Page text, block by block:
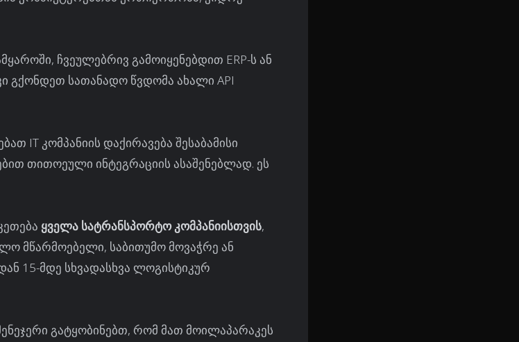
ჩვეულებრივ გამოიყენებდით ERP-ს ან
გქონდეთ სათანადო წვდომა ახალი API
IT კომპანიის დაქირავება შესაბამისი
თითოეული ინტეგრაციის ასაშენებლად. ეს
ყველა სატრანსპორტო კომპანიისთვის,
მწარმოებელი, საბითუმო მოვაჭრე ან
15-მდე სხვადასხვა ლოგისტიკურ
გატყობინებთ, რომ მათ მოილაპარაკეს